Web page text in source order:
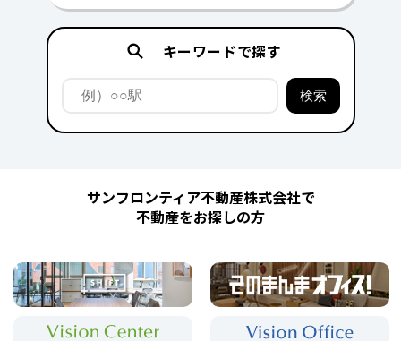
キーワードで探す
サンフロンティア不動産株式会社で
不動産をお探しの方